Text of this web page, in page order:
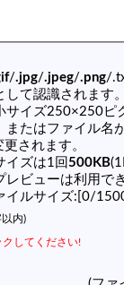
/.jpg/.jpeg/.png/
て認識されます。
サイズ250×250ピ
たはファイル名
されます。
イズは1回 500KB
ビューは利用で
イルサイズ:[0/
内)
してください!